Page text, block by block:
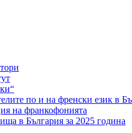
по и на френски език в
на франкофонията
в България за 2025 година